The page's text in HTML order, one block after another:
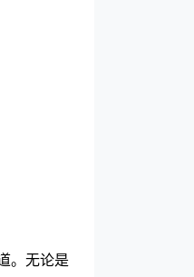
。无论是